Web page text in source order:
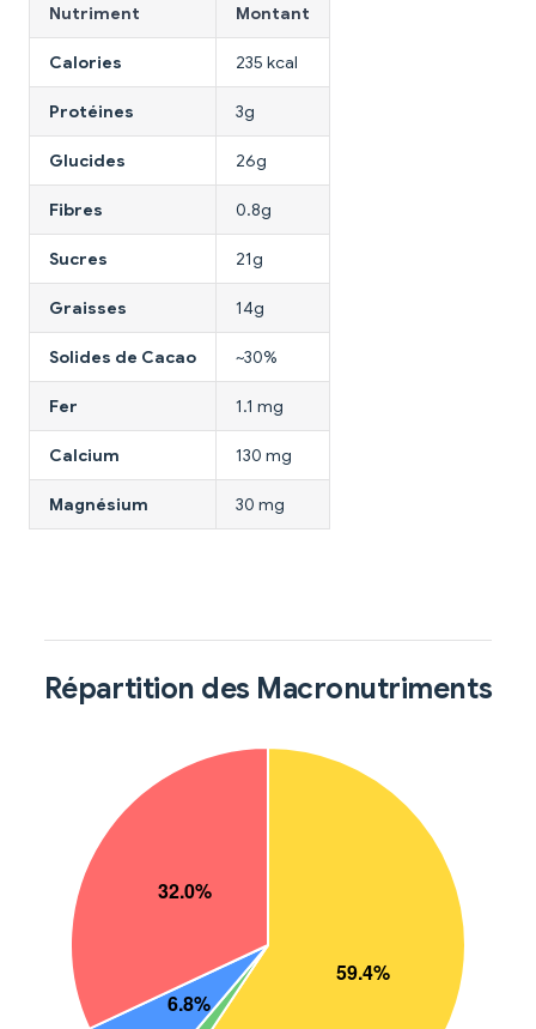
Nutriment Montant
Calories 235 kcal
Protéines 3g
Glucides 26g
Fibres 0.8g
Sucres 21g
Graisses 14g
Solides de Cacao ~30%
Fer 1.1 mg
Calcium 130 mg
Magnésium 30 mg
Répartition des Macronutriments